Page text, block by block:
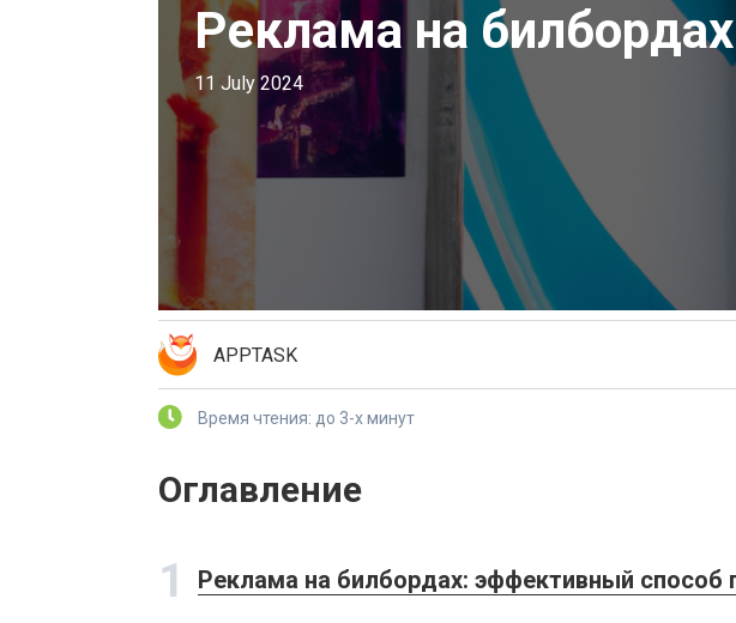
Реклама на билбордах
11 July 2024
APPTASK
Время чтения: до 3-х минут
Оглавление
1 Реклама на билбордах: эффективный способ